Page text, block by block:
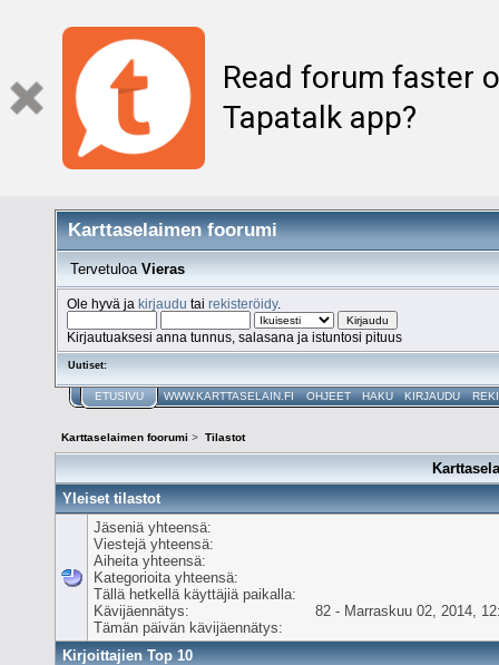
Read forum faster
Tapatalk app?
Karttaselaimen foorumi
Tervetuloa Vieras
Ole hyvä jakirjaudu tairekisteröidy.
Kirjautuaksesi anna tunnus, salasana ja istuntosi pituus
Uutiset:
ETUSIVU WWW.KARTTASELAIN.FI OHJEET HAKU KIRJAUDU
Karttaselaimen foorumi > Tilastot
Yleiset tilastot
Jäseniä yhteensä:
Viestejä yhteensä:
Aiheita yhteensä:
Kategorioita yhteensä:
Tällä hetkellä käyttäjiä paikalla:
Kävijäennätys:
82 - Marraskuu 02, 2014,
Tämän päivän kävijäennätys:
Kirjoittajien Top 10